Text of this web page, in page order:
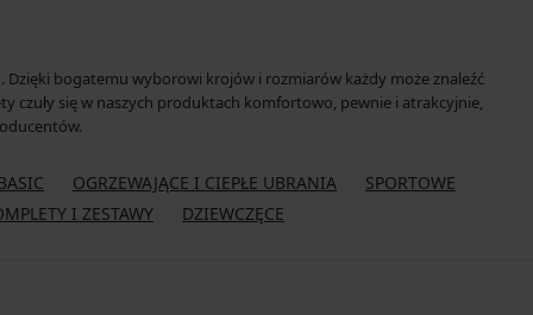
bogatemu wyborowi krojów i rozmiarów każdy może znaleźć
czuły się w naszych produktach komfortowo, pewnie i atrakcyjnie,
OGRZEWAJĄCE I CIEPŁE UBRANIA
SPORTOWE
I ZESTAWY
DZIEWCZĘCE